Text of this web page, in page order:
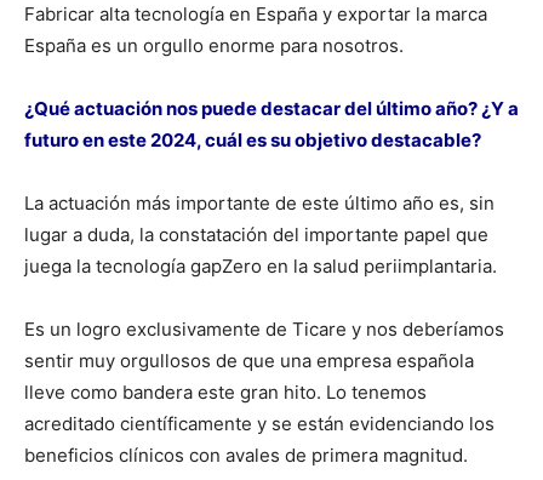
Fabricar alta tecnología en España y exportar la marca
España es un orgullo enorme para nosotros.
¿Qué actuación nos puede destacar del último año? ¿Y a
futuro en este 2024, cuál es su objetivo destacable?
La actuación más importante de este último año es, sin
lugar a duda, la constatación del importante papel que
juega la tecnología gapZero en la salud periimplantaria.
Es un logro exclusivamente de Ticare y nos deberíamos
sentir muy orgullosos de que una empresa española
lleve como bandera este gran hito. Lo tenemos
acreditado científicamente y se están evidenciando los
beneficios clínicos con avales de primera magnitud.